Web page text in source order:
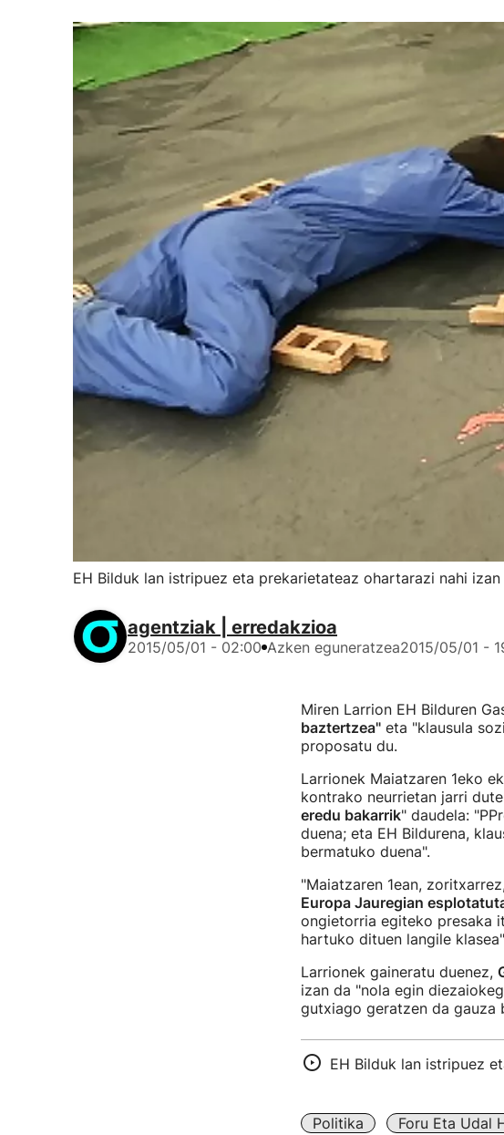
EH Bilduk lan istripuez eta prekarietateaz ohartarazi nahi izan
agentziak | erredakzioa
2015/05/01 - 02:00 Azken eguneratzea2015/05/01 -
Miren Larrion EH Bilduren
baztertzea"eta "klausula
proposatu du.
Larrionek Maiatzaren 1eko
kontrako neurrietan jarri
eredu bakarrik" daudela:
duena; eta EH Bildurena,
bermatuko duena".
"Maiatzaren 1ean,
Europa Jauregian
ongietorria egiteko presaka
hartuko dituen langile
Larrionek gaineratu duenez,
izan da "nola egin
gutxiago geratzen da gauza
EH Bilduk lan istripuez
Politika Foru Eta Udal